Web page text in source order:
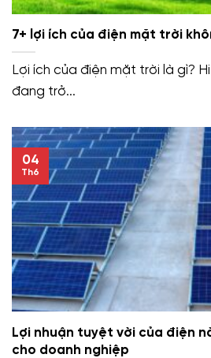
7+ lợi ích của điện mặt trời
Lợi ích của điện mặt trời là gì?
đang trở...
Lợi nhuận tuyệt vời của điện
cho doanh nghiệp
04
Th6